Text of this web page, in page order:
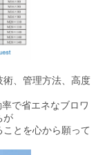
、管理方法、高度
で省エネなブロワ
が
とを心から願って